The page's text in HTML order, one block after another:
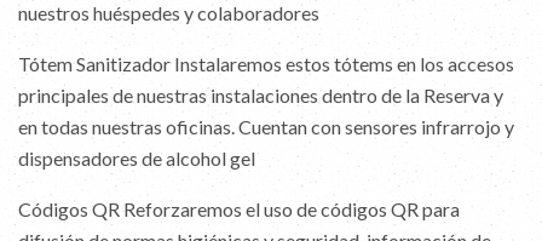
nuestros huéspedes y colaboradores
Tótem Sanitizador Instalaremos estos tótems en los accesos
principales de nuestras instalaciones dentro de la Reserva y
en todas nuestras oficinas. Cuentan con sensores infrarrojo y
dispensadores de alcohol gel
Códigos QR Reforzaremos el uso de códigos QR para